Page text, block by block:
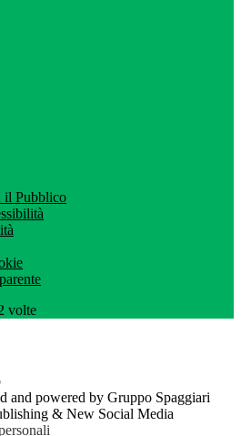
il Pubblico
volte
and powered by Gruppo Spaggiari
& New Social Media